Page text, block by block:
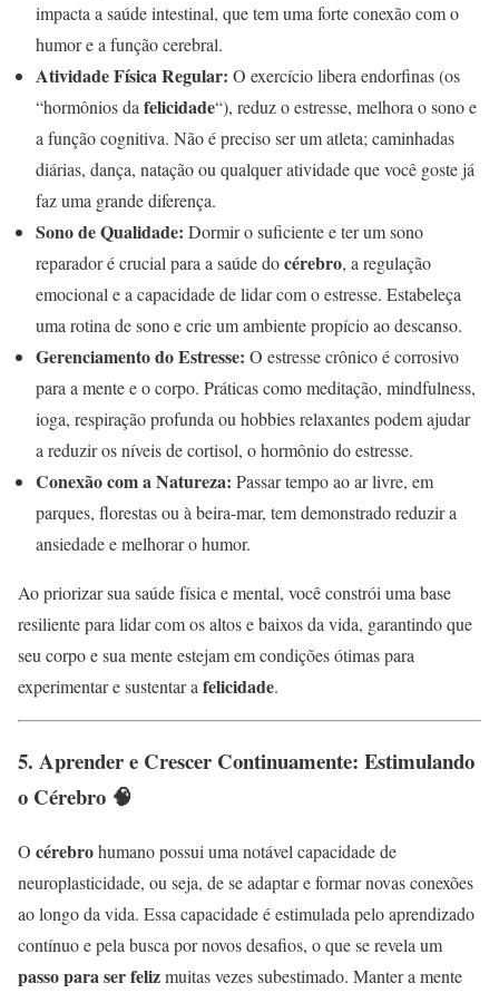
impacta a saúde intestinal, que tem uma forte conexão com o
humor e a função cerebral.
Atividade Física Regular: O exercício libera endorfinas (os
“hormônios dafelicidade“), reduz o estresse, melhora o sono e
a função cognitiva. Não é preciso ser um atleta; caminhadas
diárias, dança, natação ou qualquer atividade que você goste já
faz uma grande diferença.
Sono de Qualidade: Dormir o suficiente e ter um sono
reparador é crucial para a saúde docérebro, a regulação
emocional e a capacidade de lidar com o estresse. Estabeleça
uma rotina de sono e crie um ambiente propício ao descanso.
Gerenciamento do Estresse: O estresse crônico é corrosivo
para a mente e o corpo. Práticas como meditação, mindfulness,
ioga, respiração profunda ou hobbies relaxantes podem ajudar
a reduzir os níveis de cortisol, o hormônio do estresse.
Conexão com a Natureza: Passar tempo ao ar livre, em
parques, florestas ou à beira-mar, tem demonstrado reduzir a
ansiedade e melhorar o humor.
Ao priorizar sua saúde física e mental, você constrói uma base
resiliente para lidar com os altos e baixos da vida, garantindo que
seu corpo e sua mente estejam em condições ótimas para
experimentar e sustentar afelicidade.
5. Aprender e Crescer Continuamente: Estimulando
o Cérebro 🧠
O cérebrohumano possui uma notável capacidade de
neuroplasticidade, ou seja, de se adaptar e formar novas conexões
ao longo da vida. Essa capacidade é estimulada pelo aprendizado
contínuo e pela busca por novos desafios, o que se revela um
passo para ser felizmuitas vezes subestimado. Manter a mente